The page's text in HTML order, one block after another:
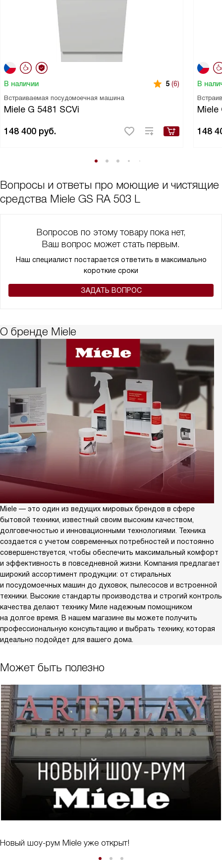
В наличии 5 (6)
Встраиваемая посудомоечная машина
Miele G 5481 SCVi
148 400 руб.
В
Miele
148
Вопросы и ответы про моющие и чистящие
средства Miele GS RA 503 L
Вопросов по этому товару пока нет,
Ваш вопрос может стать первым.
Наш специалист постарается ответить в максимально
короткие сроки
ЗАДАТЬ ВОПРОС
О бренде Miele
Miele — это один из ведущих мировых брендов в сфере
бытовой техники, известный своим высоким качеством,
долговечностью и инновационными технологиями. Техника
создается с учетом современных потребностей и постоянно
совершенствуется, чтобы обеспечить максимальный комфорт
и эффективность в повседневной жизни. Компания предлагает
широкий ассортимент продукции: от стиральных
и посудомоечных машин до духовок, пылесосов и встроенной
техники. Высокие стандарты производства и строгий контроль
качества делают технику Миле надежным помощником
на долгое время. В нашем магазине вы можете получить
профессиональную консультацию и выбрать технику, которая
идеально подойдет для вашего дома.
Может быть полезно
Новый шоу-рум Miele уже открыт!